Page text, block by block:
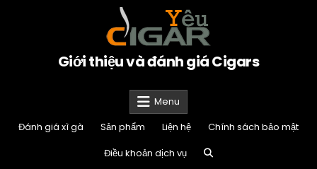
Giới thiệu và đánh giá Cigars
Menu
Đánh giá xì gà
Sản phẩm Liện hệ
Chính sách bảo mật
Điều khoản dịch vụ